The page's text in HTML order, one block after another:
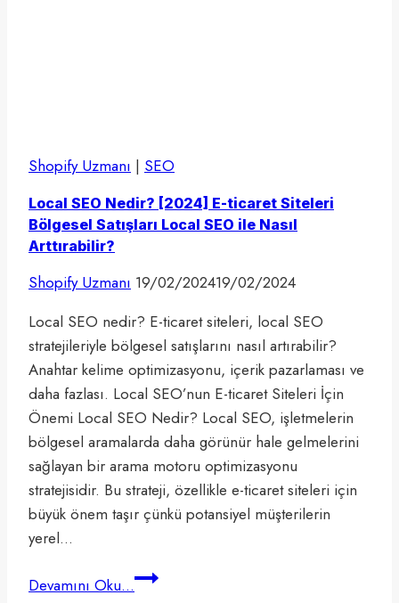
Shopify Uzmanı | SEO
Local SEO Nedir? [2024] E-ticaret Siteleri
Bölgesel Satışları Local SEO ile Nasıl
Arttırabilir?
Shopify Uzmanı 19/02/202419/02/2024
Local SEO nedir? E-ticaret siteleri, local SEO
stratejileriyle bölgesel satışlarını nasıl artırabilir?
Anahtar kelime optimizasyonu, içerik pazarlaması ve
daha fazlası. Local SEO’nun E-ticaret Siteleri İçin
Önemi Local SEO Nedir? Local SEO, işletmelerin
bölgesel aramalarda daha görünür hale gelmelerini
sağlayan bir arama motoru optimizasyonu
stratejisidir. Bu strateji, özellikle e-ticaret siteleri için
büyük önem taşır çünkü potansiyel müşterilerin
yerel…
Devamını Oku...Local